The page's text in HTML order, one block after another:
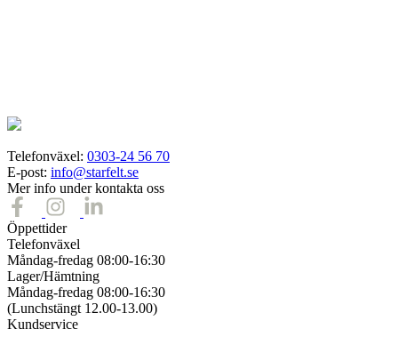
Telefonväxel: 0303-24 56 70
E-post: info@starfelt.se
Mer info under kontakta oss
Öppettider
Telefonväxel
Måndag-fredag 08:00-16:30
Lager/Hämtning
Måndag-fredag 08:00-16:30
(Lunchstängt 12.00-13.00)
Kundservice